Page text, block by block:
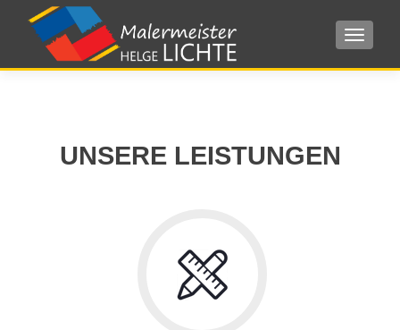
UNSERE LEISTUNGEN